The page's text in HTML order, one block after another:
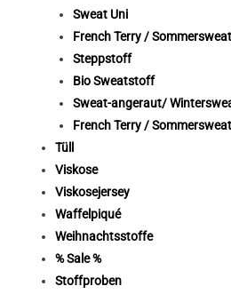
Sweat Uni
French Terry /
Steppstoff
Bio Sweatstoff
Sweat-angeraut/
French Terry /
Tüll
Viskose
Viskosejersey
Waffelpiqué
Weihnachtsstoffe
% Sale %
Stoffproben